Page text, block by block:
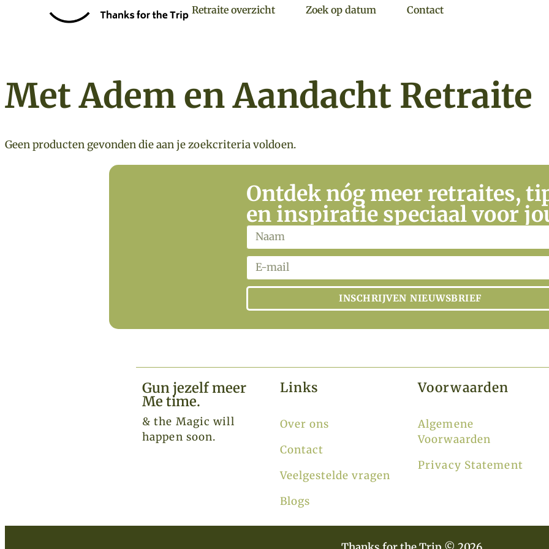
Retraite overzicht Zoek op datum Contact
Met Adem en Aandacht Retraite
Geen producten gevonden die aan je zoekcriteria voldoen.
Ontdek nóg meer retraites,
en inspiratie speciaal voor
INSCHRIJVEN NIEUWSBRIEF
Gun jezelf meer
Me time.​
& the Magic will
happen soon.
Links
Over ons
Contact
Veelgestelde vragen
Blogs
Voorwaarden
Algemene
Voorwaarden
Privacy Statement